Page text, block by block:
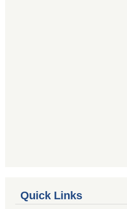
Quick Links